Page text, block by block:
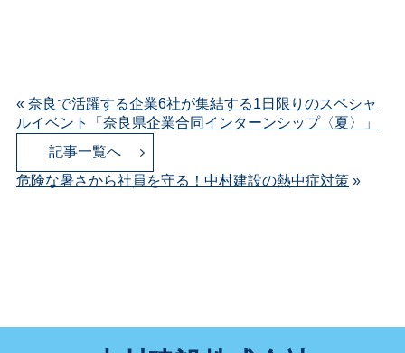
« 奈良で活躍する企業6社が集結する1日限りのスペシャ
ルイベント「奈良県企業合同インターンシップ〈夏〉」
記事一覧へ
危険な暑さから社員を守る！中村建設の熱中症対策 »